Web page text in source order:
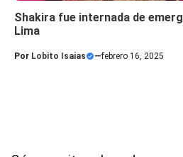
Shakira fue internada de
Lima
Por Lobito Isaias —febrero 16, 2025